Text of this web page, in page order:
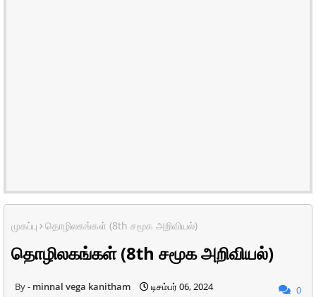
முகப்பு தொழிலகங்கள் (8th சமூக அறிவியல்)
தொழிலகங்கள் (8th சமூக அறிவியல்)
minnal vega kanitham டிசம்பர் 06, 2024 0